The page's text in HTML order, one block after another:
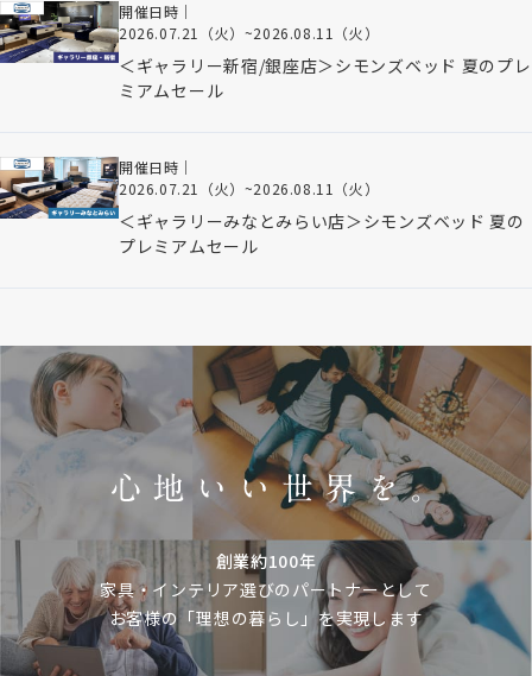
開催日時｜
2026.07.21（火） ~2026.08.11（火）
＜ギャラリー新宿/銀座店＞シモンズベッド 夏のプレ
ミアムセール
開催日時｜
2026.07.21（火） ~2026.08.11（火）
＜ギャラリーみなとみらい店＞シモンズベッド 夏の
プレミアムセール
創業約100年
家具・インテリア選びのパートナーとして
お客様の「理想の暮らし」を実現します